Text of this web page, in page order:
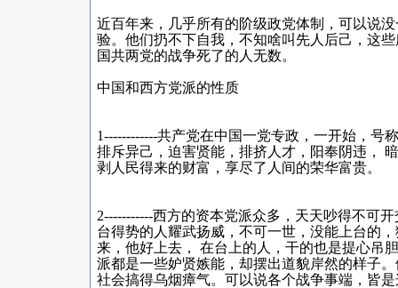
近百年来，几乎所有的阶级政党体制，可以说
验。他们扔不下自我，不知啥叫先人后己，这
国共两党的战争死了的人无数。
中国和西方党派的性质
1------------共产党在中国一党专政，一开始，号
排斥异己，迫害贤能，排挤人才，阳奉阴违，
剥人民得来的财富，享尽了人间的荣华富贵。
2-----------西方的资本党派众多，天天吵得不可
台得势的人耀武扬威，不可一世，没能上台的
来，他好上去， 在台上的人，干的也是提心吊
派都是一些妒贤嫉能，却摆出道貌岸然的样子
社会搞得乌烟瘴气。可以说各个战争事端，皆